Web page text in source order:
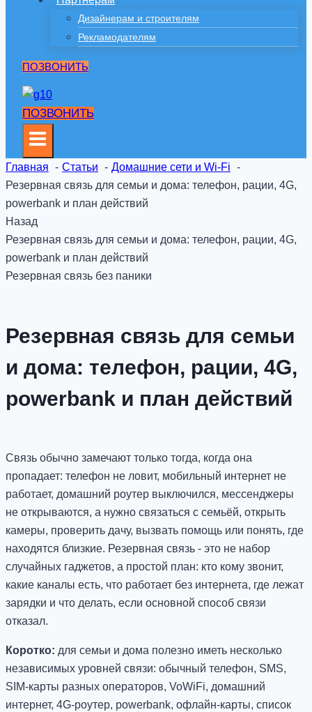
Дизайнерам и строителям
Рекламодателям
ПОЗВОНИТЬ
ПОЗВОНИТЬ
Главная Статьи
Домашние сети и Wi-Fi
Резервная связь для семьи и дома: телефон, рации, 4G,
powerbank и план действий
Назад
Резервная связь для семьи и дома: телефон, рации, 4G,
powerbank и план действий
Резервная связь без паники
Резервная связь для семьи
и дома: телефон, рации, 4G,
powerbank и план действий
Связь обычно замечают только тогда, когда она
пропадает: телефон не ловит, мобильный интернет не
работает, домашний роутер выключился, мессенджеры
не открываются, а нужно связаться с семьёй, открыть
камеры, проверить дачу, вызвать помощь или понять, где
находятся близкие. Резервная связь - это не набор
случайных гаджетов, а простой план: кто кому звонит,
какие каналы есть, что работает без интернета, где лежат
зарядки и что делать, если основной способ связи
отказал.
Коротко: для семьи и дома полезно иметь несколько
независимых уровней связи: обычный телефон, SMS,
SIM-карты разных операторов, VoWiFi, домашний
интернет, 4G-роутер, powerbank, офлайн-карты, список